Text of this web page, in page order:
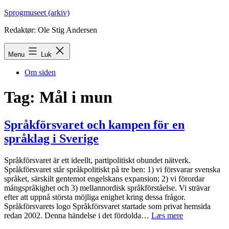
Fortsæt
indhold
Sprogmuseet (arkiv)
Redaktør: Ole Stig Andersen
Menu Luk
Om siden
Tag: Mål i mun
Språkförsvaret och kampen för en
språklag i Sverige
Språkförsvaret är ett ideellt, partipolitiskt obundet nätverk.
Språkförsvaret står språkpolitiskt på tre ben: 1) vi försvarar svenska
språket, särskilt gentemot engelskans expansion; 2) vi förordar
mångspråkighet och 3) mellannordisk språkförståelse. Vi strävar
efter att uppnå största möjliga enighet kring dessa frågor.
Språkförsvarets logo Språkförsvaret startade som privat hemsida
redan 2002. Denna händelse i det fördolda… Læs mereSpråkförsvaret